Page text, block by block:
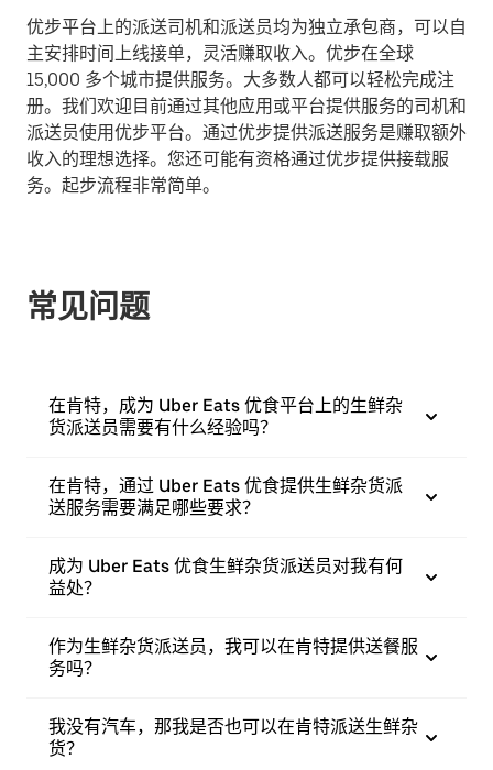
优步平台上的派送司机和派送员均为独立承包商，可以自
主安排时间上线接单，灵活赚取收入。优步在全球
15,000 多个城市提供服务。大多数人都可以轻松完成注
册。我们欢迎目前通过其他应用或平台提供服务的司机和
派送员使用优步平台。通过优步提供派送服务是赚取额外
收入的理想选择。您还可能有资格通过优步提供接载服
务。起步流程非常简单。
常见问题
在肯特，成为 Uber Eats 优食平台上的生鲜杂
货派送员需要有什么经验吗？
在肯特，通过 Uber Eats 优食提供生鲜杂货派
送服务需要满足哪些要求？
成为 Uber Eats 优食生鲜杂货派送员对我有何
益处？
作为生鲜杂货派送员，我可以在肯特提供送餐服
务吗？
我没有汽车，那我是否也可以在肯特派送生鲜杂
货？